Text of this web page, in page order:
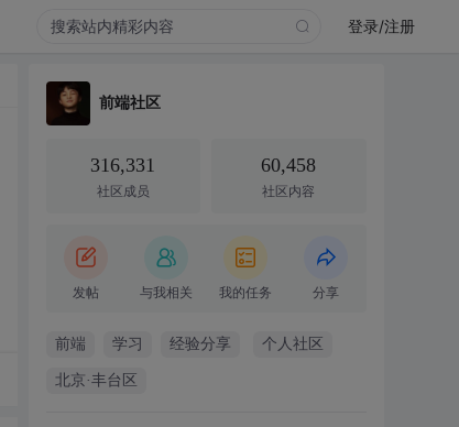
登录/注册
前端社区
316,331
社区成员
60,458
社区内容
发帖 与我相关 我的任务 分享
前端 学习 经验分享 个人社区
北京·丰台区